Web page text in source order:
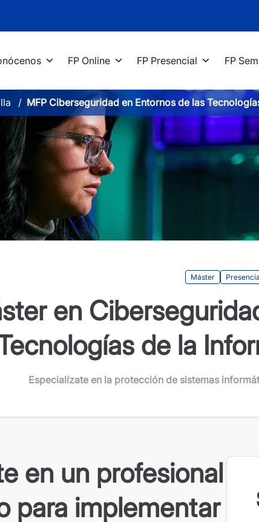
FP Online FP Presencial FP
MFP Ciberseguridad en Entornos de las
Máster
en
de la
Especialízate en la protección de sistemas
en un profesional
para implementar